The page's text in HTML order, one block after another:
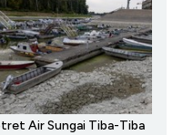
Air Sungai Tiba-Tiba